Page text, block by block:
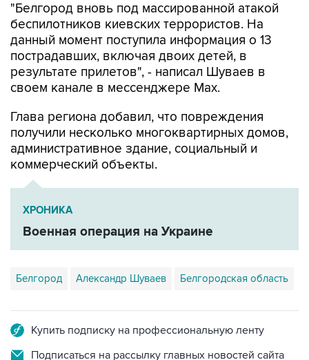
"Белгород вновь под массированной атакой
беспилотников киевских террористов. На
данный момент поступила информация о 13
пострадавших, включая двоих детей, в
результате прилетов", - написал Шуваев в
своем канале в мессенджере Max.
Глава региона добавил, что повреждения
получили несколько многоквартирных домов,
административное здание, социальный и
коммерческий объекты.
ХРОНИКА
Военная операция на Украине
Белгород Александр Шуваев Белгородская область
Купить подписку на профессиональную ленту
Подписаться на рассылку главных новостей сайта